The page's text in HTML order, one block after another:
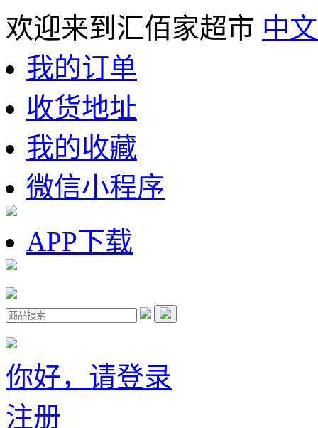
欢迎来到汇佰家超市 中
我的订单
收货地址
我的收藏
微信小程序
APP下载
你好，请登录
注册